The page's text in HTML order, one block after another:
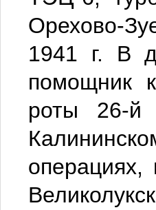
Орехово-
1941 г. В
помощник
роты 26-й
операциях,